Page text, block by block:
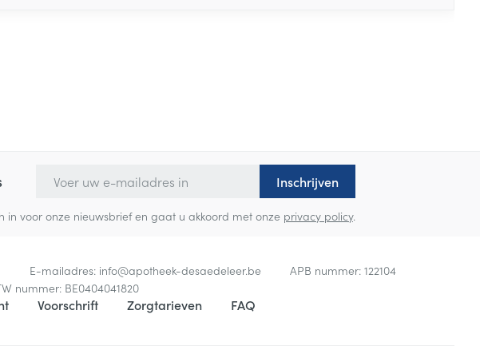
Inschrijven
in voor onze nieuwsbrief en gaat u akkoord met onze privacy policy.
E-mailadres: info@apotheek-desaedeleer.be APB nummer: 122104
nummer: BE0404041820
Voorschrift Zorgtarieven FAQ